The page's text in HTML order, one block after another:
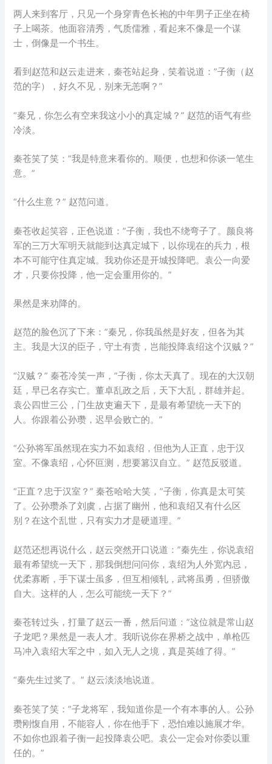
两人来到客厅，只见一个身穿青色长袍的中年男子正坐在椅
子上喝茶。他面容清秀，气质儒雅，看起来不像是一个谋
士，倒像是一个书生。
看到赵范和赵云走进来，秦苍站起身，笑着说道：”子衡（赵
范的字），好久不见，别来无恙啊？”
“秦兄，你怎么有空来我这小小的真定城？” 赵范的语气有些
冷淡。
秦苍笑了笑：”我是特意来看你的。顺便，也想和你谈一笔生
意。”
“什么生意？” 赵范问道。
秦苍收起笑容，正色说道：”子衡，我也不绕弯子了。颜良将
军的三万大军明天就能到达真定城下，以你现在的兵力，根
本不可能守住真定城。我劝你还是开城投降吧。袁公一向爱
才，只要你投降，他一定会重用你的。”
果然是来劝降的。
赵范的脸色沉了下来：”秦兄，你我虽然是好友，但各为其
主。我是大汉的臣子，守土有责，岂能投降袁绍这个汉贼？”
“汉贼？” 秦苍冷笑一声，”子衡，你太天真了。现在的大汉朝
廷，早已名存实亡。董卓乱政之后，天下大乱，群雄并起。
袁公四世三公，门生故吏遍天下，是最有希望统一天下的
人。你跟着公孙瓒，迟早会败亡的。”
“公孙将军虽然现在实力不如袁绍，但他为人正直，忠于汉
室。不像袁绍，心怀叵测，想要篡汉自立。” 赵范反驳道。
“正直？忠于汉室？” 秦苍哈哈大笑，”子衡，你真是太可笑
了。公孙瓒杀了刘虞，占据了幽州，他和袁绍又有什么区
别？在这个乱世，只有实力才是硬道理。”
赵范还想再说什么，赵云突然开口说道：”秦先生，你说袁绍
最有希望统一天下，那我倒想问问你，袁绍为人外宽内忌，
优柔寡断，手下谋士虽多，但互相倾轧，武将虽勇，但骄傲
自大。这样的人，怎么可能统一天下？”
秦苍转过头，打量了赵云一番，然后问道：”这位就是常山赵
子龙吧？果然是一表人才。我听说你在界桥之战中，单枪匹
马冲入袁绍大军之中，如入无人之境，真是英雄了得。”
“秦先生过奖了。” 赵云淡淡地说道。
秦苍笑了笑：”子龙将军，我知道你是一个有本事的人。公孙
瓒刚愎自用，不能容人，你在他手下，恐怕难以施展才华。
不如你也跟着子衡一起投降袁公吧。袁公一定会对你委以重
任的。”